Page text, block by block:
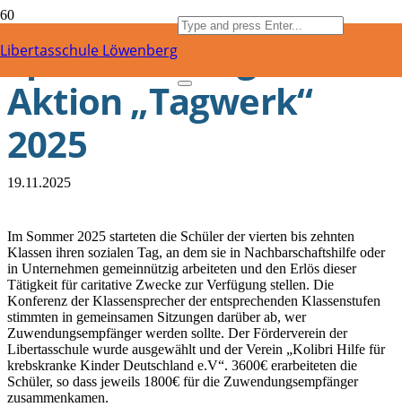
Libertasschule Löwenberg
Spendenübergabe
Aktion „Tagwerk“
2025
19.11.2025
Im Sommer 2025 starteten die Schüler der vierten bis zehnten
Klassen ihren sozialen Tag, an dem sie in Nachbarschaftshilfe oder
in Unternehmen gemeinnützig arbeiteten und den Erlös dieser
Tätigkeit für caritative Zwecke zur Verfügung stellen. Die
Konferenz der Klassensprecher der entsprechenden Klassenstufen
stimmten in gemeinsamen Sitzungen darüber ab, wer
Zuwendungsempfänger werden sollte. Der Förderverein der
Libertasschule wurde ausgewählt und der Verein „Kolibri Hilfe für
krebskranke Kinder Deutschland e.V“. 3600€ erarbeiteten die
Schüler, so dass jeweils 1800€ für die Zuwendungsempfänger
zusammenkamen.